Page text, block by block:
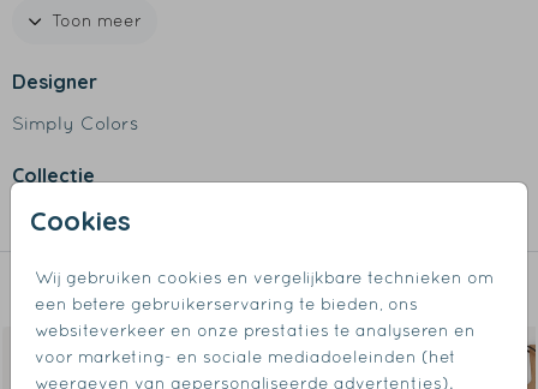
Cookies
Wij gebruiken cookies en vergelijkbare technieken om
een betere gebruikerservaring te bieden, ons
websiteverkeer en onze prestaties te analyseren en
voor marketing- en sociale mediadoeleinden (het
weergeven van gepersonaliseerde advertenties).
- Materiaal: hoogwaardig massief beukenhout
- Voorzien van voedselveilig keurmerk
- Niet geschikt voor de vaatwasser
licht verschillen
Toon meer
Designer
Simply Colors
Collectie
Borrelplanken
Dit vind je misschien ook leuk